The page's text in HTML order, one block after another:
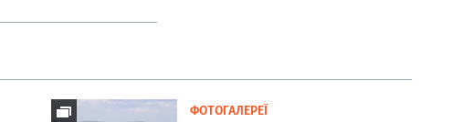
ФОТОГАЛЕРЕЇ